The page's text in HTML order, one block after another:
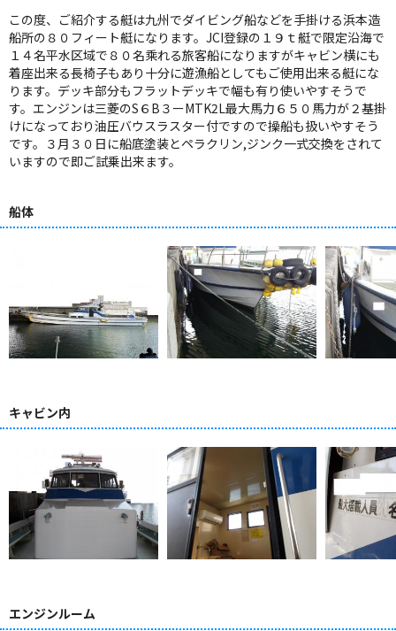
この度、ご紹介する艇は九州でダイビング船などを手掛ける浜本造
船所の８０フィート艇になります。JCI登録の１９ｔ艇で限定沿海で
１４名平水区域で８０名乘れる旅客船になりますがキャビン横にも
着座出来る長椅子もあり十分に遊漁船としてもご使用出来る艇にな
ります。デッキ部分もフラットデッキで幅も有り使いやすそうで
す。エンジンは三菱のS６B３ーMTK2L最大馬力６５０馬力が２基掛
けになっており油圧バウスラスター付ですので操船も扱いやすそう
です。３月３０日に船底塗装とペラクリン,ジンク一式交換をされて
いますので即ご試乗出来ます。
船体
キャビン内
エンジンルーム